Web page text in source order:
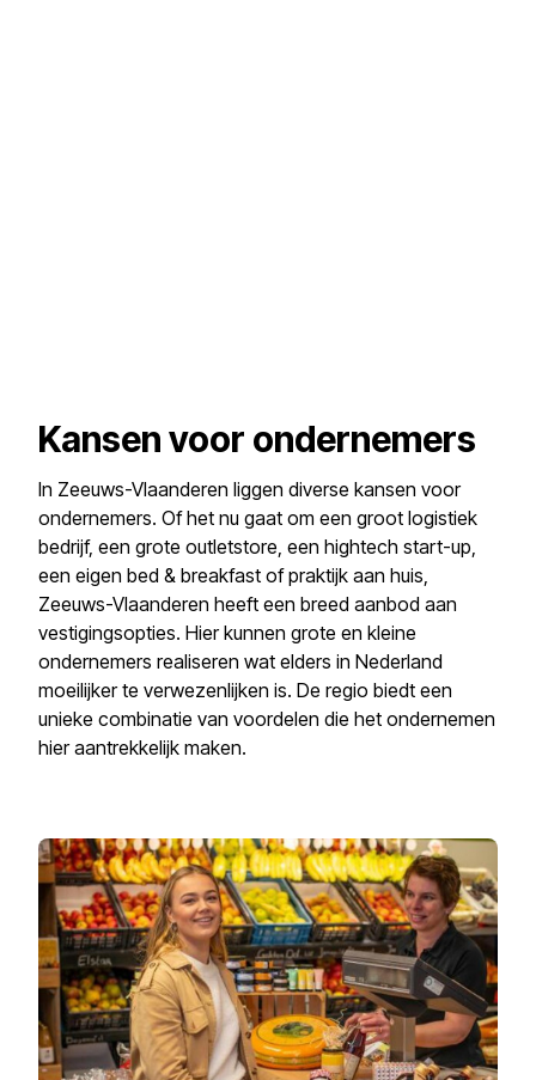
Kansen voor ondernemers
In Zeeuws-Vlaanderen liggen diverse kansen voor
ondernemers. Of het nu gaat om een groot logistiek
bedrijf, een grote outletstore, een hightech start-up,
een eigen bed & breakfast of praktijk aan huis,
Zeeuws-Vlaanderen heeft een breed aanbod aan
vestigingsopties. Hier kunnen grote en kleine
ondernemers realiseren wat elders in Nederland
moeilijker te verwezenlijken is. De regio biedt een
unieke combinatie van voordelen die het ondernemen
hier aantrekkelijk maken.